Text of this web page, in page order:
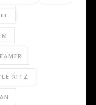
RITZ